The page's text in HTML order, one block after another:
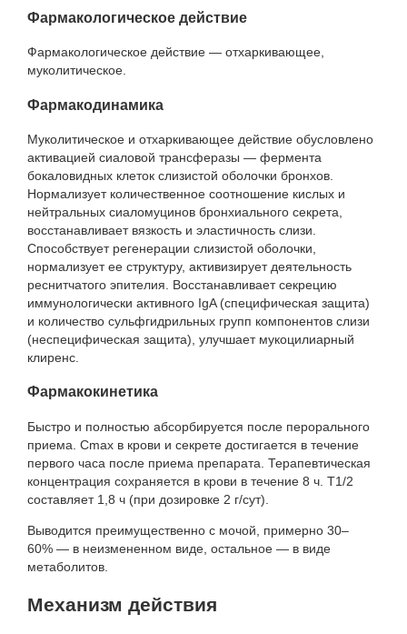
Фармакологическое действие
Фармакологическое действие — отхаркивающее,
муколитическое.
Фармакодинамика
Муколитическое и отхаркивающее действие обусловлено
активацией сиаловой трансферазы — фермента
бокаловидных клеток слизистой оболочки бронхов.
Нормализует количественное соотношение кислых и
нейтральных сиаломуцинов бронхиального секрета,
восстанавливает вязкость и эластичность слизи.
Способствует регенерации слизистой оболочки,
нормализует ее структуру, активизирует деятельность
реснитчатого эпителия. Восстанавливает секрецию
иммунологически активного IgA (специфическая защита)
и количество сульфгидрильных групп компонентов слизи
(неспецифическая защита), улучшает мукоцилиарный
клиренс.
Фармакокинетика
Быстро и полностью абсорбируется после перорального
приема. Cmax в крови и секрете достигается в течение
первого часа после приема препарата. Терапевтическая
концентрация сохраняется в крови в течение 8 ч. T1/2
составляет 1,8 ч (при дозировке 2 г/сут).
Выводится преимущественно с мочой, примерно 30–
60% — в неизмененном виде, остальное — в виде
метаболитов.
Механизм действия